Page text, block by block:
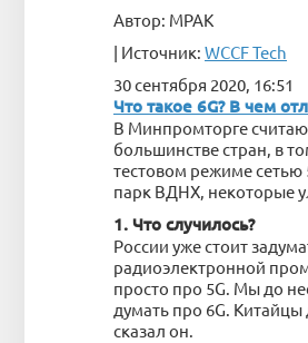
Автор: MPAK
| Источник: WCCF Tech
30 сентября 2020, 16:51
Что такое 6G? В чем
В Минпромторге
большинстве стран, в
тестовом режиме сетью
парк ВДНХ, некоторые
1. Что случилось?
России уже стоит
радиоэлектронной
просто про 5G. Мы до
думать про 6G.
сказал он.